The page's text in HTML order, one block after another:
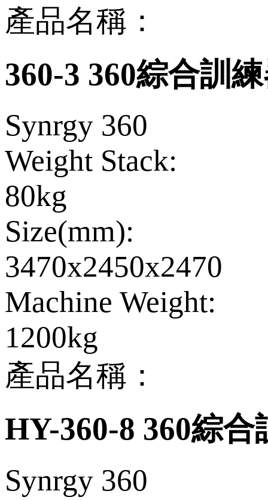
產品名稱：
360-3 360綜合訓
Synrgy 360
Weight Stack:
80kg
Size(mm):
3470x2450x2470
Machine Weight:
1200kg
產品名稱：
HY-360-8 360綜
Synrgy 360